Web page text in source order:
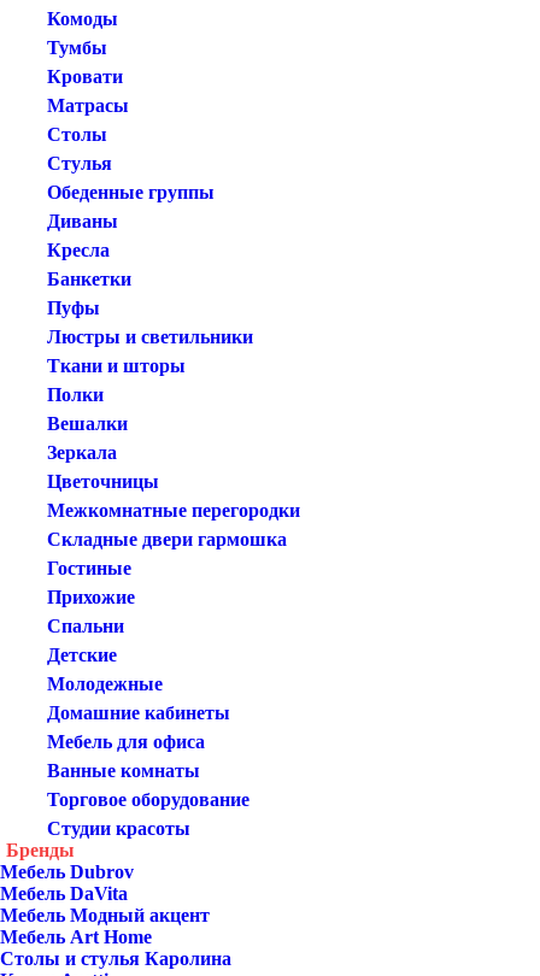
Комоды
Тумбы
Кровати
Матрасы
Столы
Стулья
Обеденные группы
Диваны
Кресла
Банкетки
Пуфы
Люстры и светильники
Ткани и шторы
Полки
Вешалки
Зеркала
Цветочницы
Межкомнатные перегородки
Складные двери гармошка
Гостиные
Прихожие
Спальни
Детские
Молодежные
Домашние кабинеты
Мебель для офиса
Ванные комнаты
Торговое оборудование
Студии красоты
Бренды
Мебель Dubrov
Мебель DaVita
Мебель Модный акцент
Мебель Art Home
Столы и стулья Каролина